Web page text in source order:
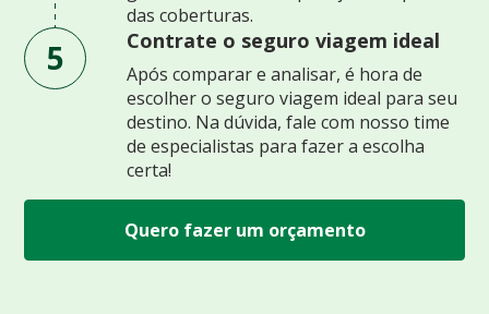
das coberturas.
5 Contrate o seguro viagem ideal
Após comparar e analisar, é hora de
escolher o seguro viagem ideal para seu
destino. Na dúvida, fale com nosso time
de especialistas para fazer a escolha
certa!
Quero fazer um orçamento